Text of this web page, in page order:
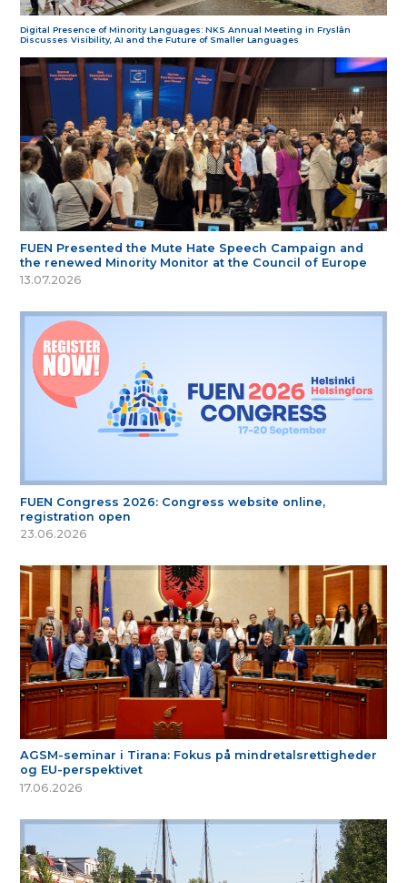
Digital Presence of Minority Languages: NKS Annual Meeting in Fryslân
Discusses Visibility, AI and the Future of Smaller Languages
FUEN Presented the Mute Hate Speech Campaign and
the renewed Minority Monitor at the Council of Europe
13.07.2026
FUEN Congress 2026: Congress website online,
registration open
23.06.2026
AGSM-seminar i Tirana: Fokus på mindretalsrettigheder
og EU-perspektivet
17.06.2026